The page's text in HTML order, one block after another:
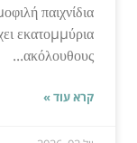
παιχνίδια
εκατομμύρια
ακόλουθους...
קרא עוד »